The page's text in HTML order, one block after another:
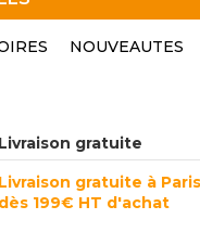
NOUVEAUTES
Livraison gratuite
Livraison gratuite à
dès 199€ HT d'achat